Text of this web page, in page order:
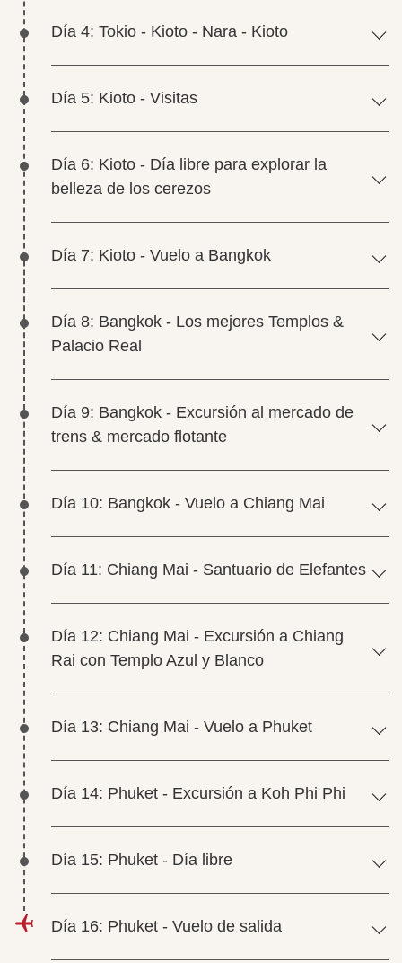
Día 4: Tokio - Kioto - Nara - Kioto
Día 5: Kioto - Visitas
Día 6: Kioto - Día libre para explorar la
belleza de los cerezos
Día 7: Kioto - Vuelo a Bangkok
Día 8: Bangkok - Los mejores Templos &
Palacio Real
Día 9: Bangkok - Excursión al mercado de
trens & mercado flotante
Día 10: Bangkok - Vuelo a Chiang Mai
Día 11: Chiang Mai - Santuario de Elefantes
Día 12: Chiang Mai - Excursión a Chiang
Rai con Templo Azul y Blanco
Día 13: Chiang Mai - Vuelo a Phuket
Día 14: Phuket - Excursión a Koh Phi Phi
Día 15: Phuket - Día libre
Día 16: Phuket - Vuelo de salida